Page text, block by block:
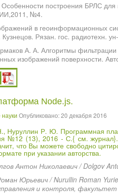
построения БРЛС для
№4.
в геоинформационных
Рязан. гос. радиотехн.
А. А. Алгоритмы
изображений поверхности.
Node.js.
Опубликовано: 20 декабря 2016
Нуруллин Р. Ю. Программная
№12 (13), 2016 - С.{см. журнал
что Вы можете свободно
при указании авторства.
Антон Николаевич / Dolgov
Юрьевич / Nurullin Roman
и контроля,